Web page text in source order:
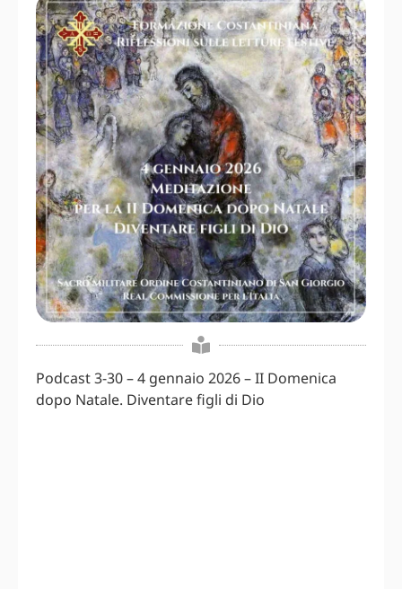
Podcast 3-30 – 4 gennaio 2026 – II Domenica
dopo Natale. Diventare figli di Dio